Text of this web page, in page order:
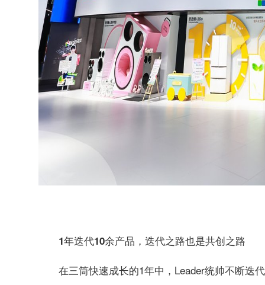
1年迭代10余产品，迭代之路也是共创之路
在三筒快速成长的1年中，Leader统帅不断迭